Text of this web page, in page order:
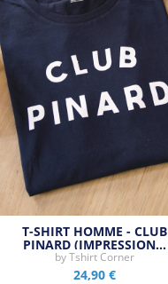
T-SHIRT HOMME - CLUB
PINARD (IMPRESSION…
byTshirt Corner
24,90 €